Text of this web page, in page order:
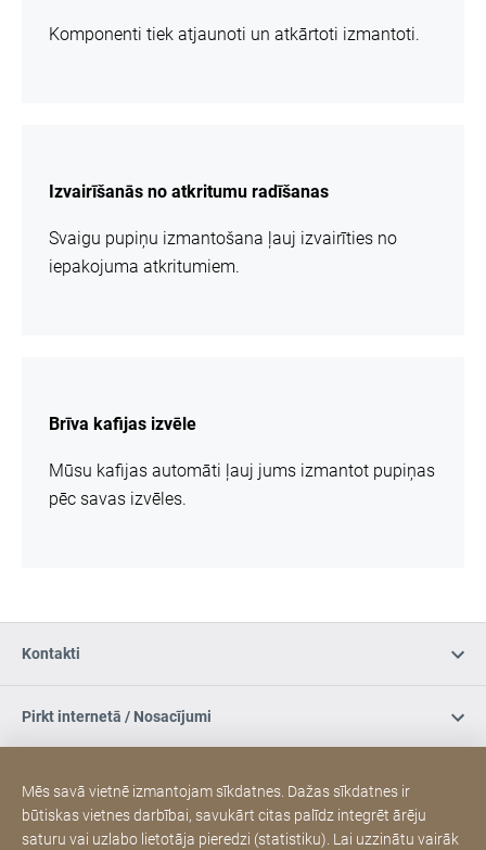
Komponenti tiek atjaunoti un atkārtoti izmantoti.
Izvairīšanās no atkritumu radīšanas
Svaigu pupiņu izmantošana ļauj izvairīties no
iepakojuma atkritumiem.
Brīva kafijas izvēle
Mūsu kafijas automāti ļauj jums izmantot pupiņas
pēc savas izvēles.
Kontakti
Pirkt internetā / Nosacījumi
JURA oficiālais serviss
Mēs savā vietnē izmantojam sīkdatnes. Dažas sīkdatnes ir
būtiskas vietnes darbībai, savukārt citas palīdz integrēt ārēju
saturu vai uzlabo lietotāja pieredzi (statistiku). Lai uzzinātu vairāk